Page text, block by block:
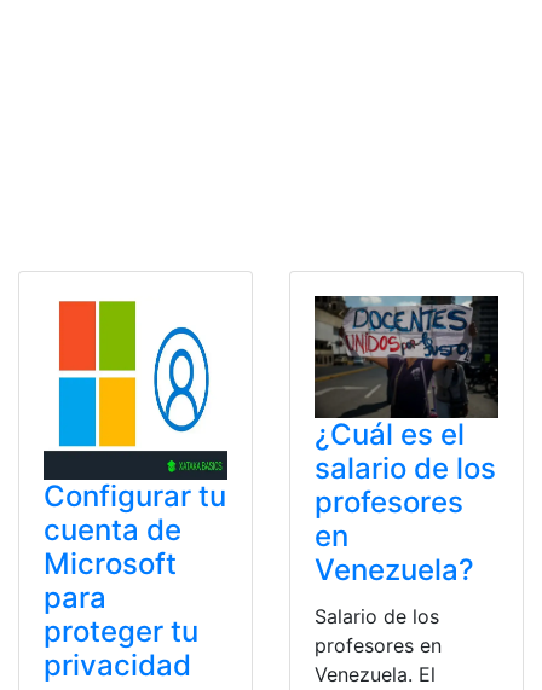
Configurar tu
cuenta de
Microsoft
para
proteger tu
privacidad
¿Cuál es el
salario de los
profesores
en
Venezuela?
Salario de los
profesores en
Venezuela. El